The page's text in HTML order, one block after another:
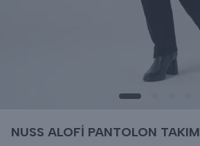
NUSS ALOFİ PANTOLON TAKIM